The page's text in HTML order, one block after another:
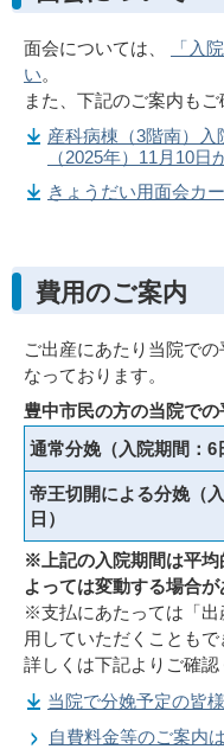
面会については、
「入
い。
また、下記のご案内もご
産科病棟（3階南）
（2025年）11月10日
きょうだい用面会カ
費用のご案内
ご出産にあたり当院で
なっております。
豊中市民の方の当院で
通常分娩（入院期間：6
帝王切開による分娩（
日）
※上記の入院期間は平均
よっては変動する場合が
※支払にあたっては「出
用していただくこともで
詳しくは下記よりご確認
当院で分娩予定の皆
自費料金等のご案内